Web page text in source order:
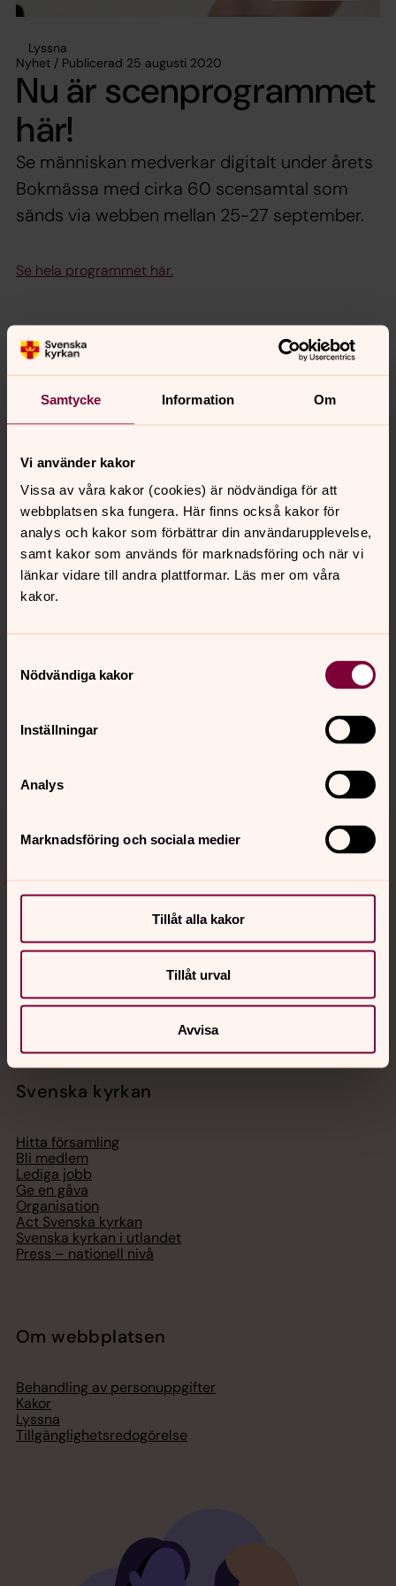
Samtycke Information Om
Vi använder kakor
Vissa av våra kakor (cookies) är nödvändiga för att
webbplatsen ska fungera. Här finns också kakor för
analys och kakor som förbättrar din användarupplevelse,
samt kakor som används för marknadsföring och när vi
länkar vidare till andra plattformar. Läs mer om våra
kakor.
Nödvändiga kakor
Inställningar
Analys
Marknadsföring och sociala medier
Tillåt alla kakor
Tillåt urval
Avvisa
Lyssna
Nyhet / Publicerad 25 augusti 2020
Nu är scenprogrammet
här!
Se människan medverkar digitalt under årets
Bokmässa med cirka 60 scensamtal som
sänds via webben mellan 25-27 september.
Se hela programmet här.
Dela
Tillbaka till toppen
Tillbaka till innehållet
Kontakt
Kalender
Jourhavande präst
med en präst på kvällar och nätter.
Telefon 112
Svenska kyrkan
Hitta församling
Bli medlem
Lediga jobb
Ge en gåva
Organisation
Act Svenska kyrkan
Svenska kyrkan i utlandet
Press – nationell nivå
Om webbplatsen
Behandling av personuppgifter
Kakor
Lyssna
Tillgänglighetsredogörelse